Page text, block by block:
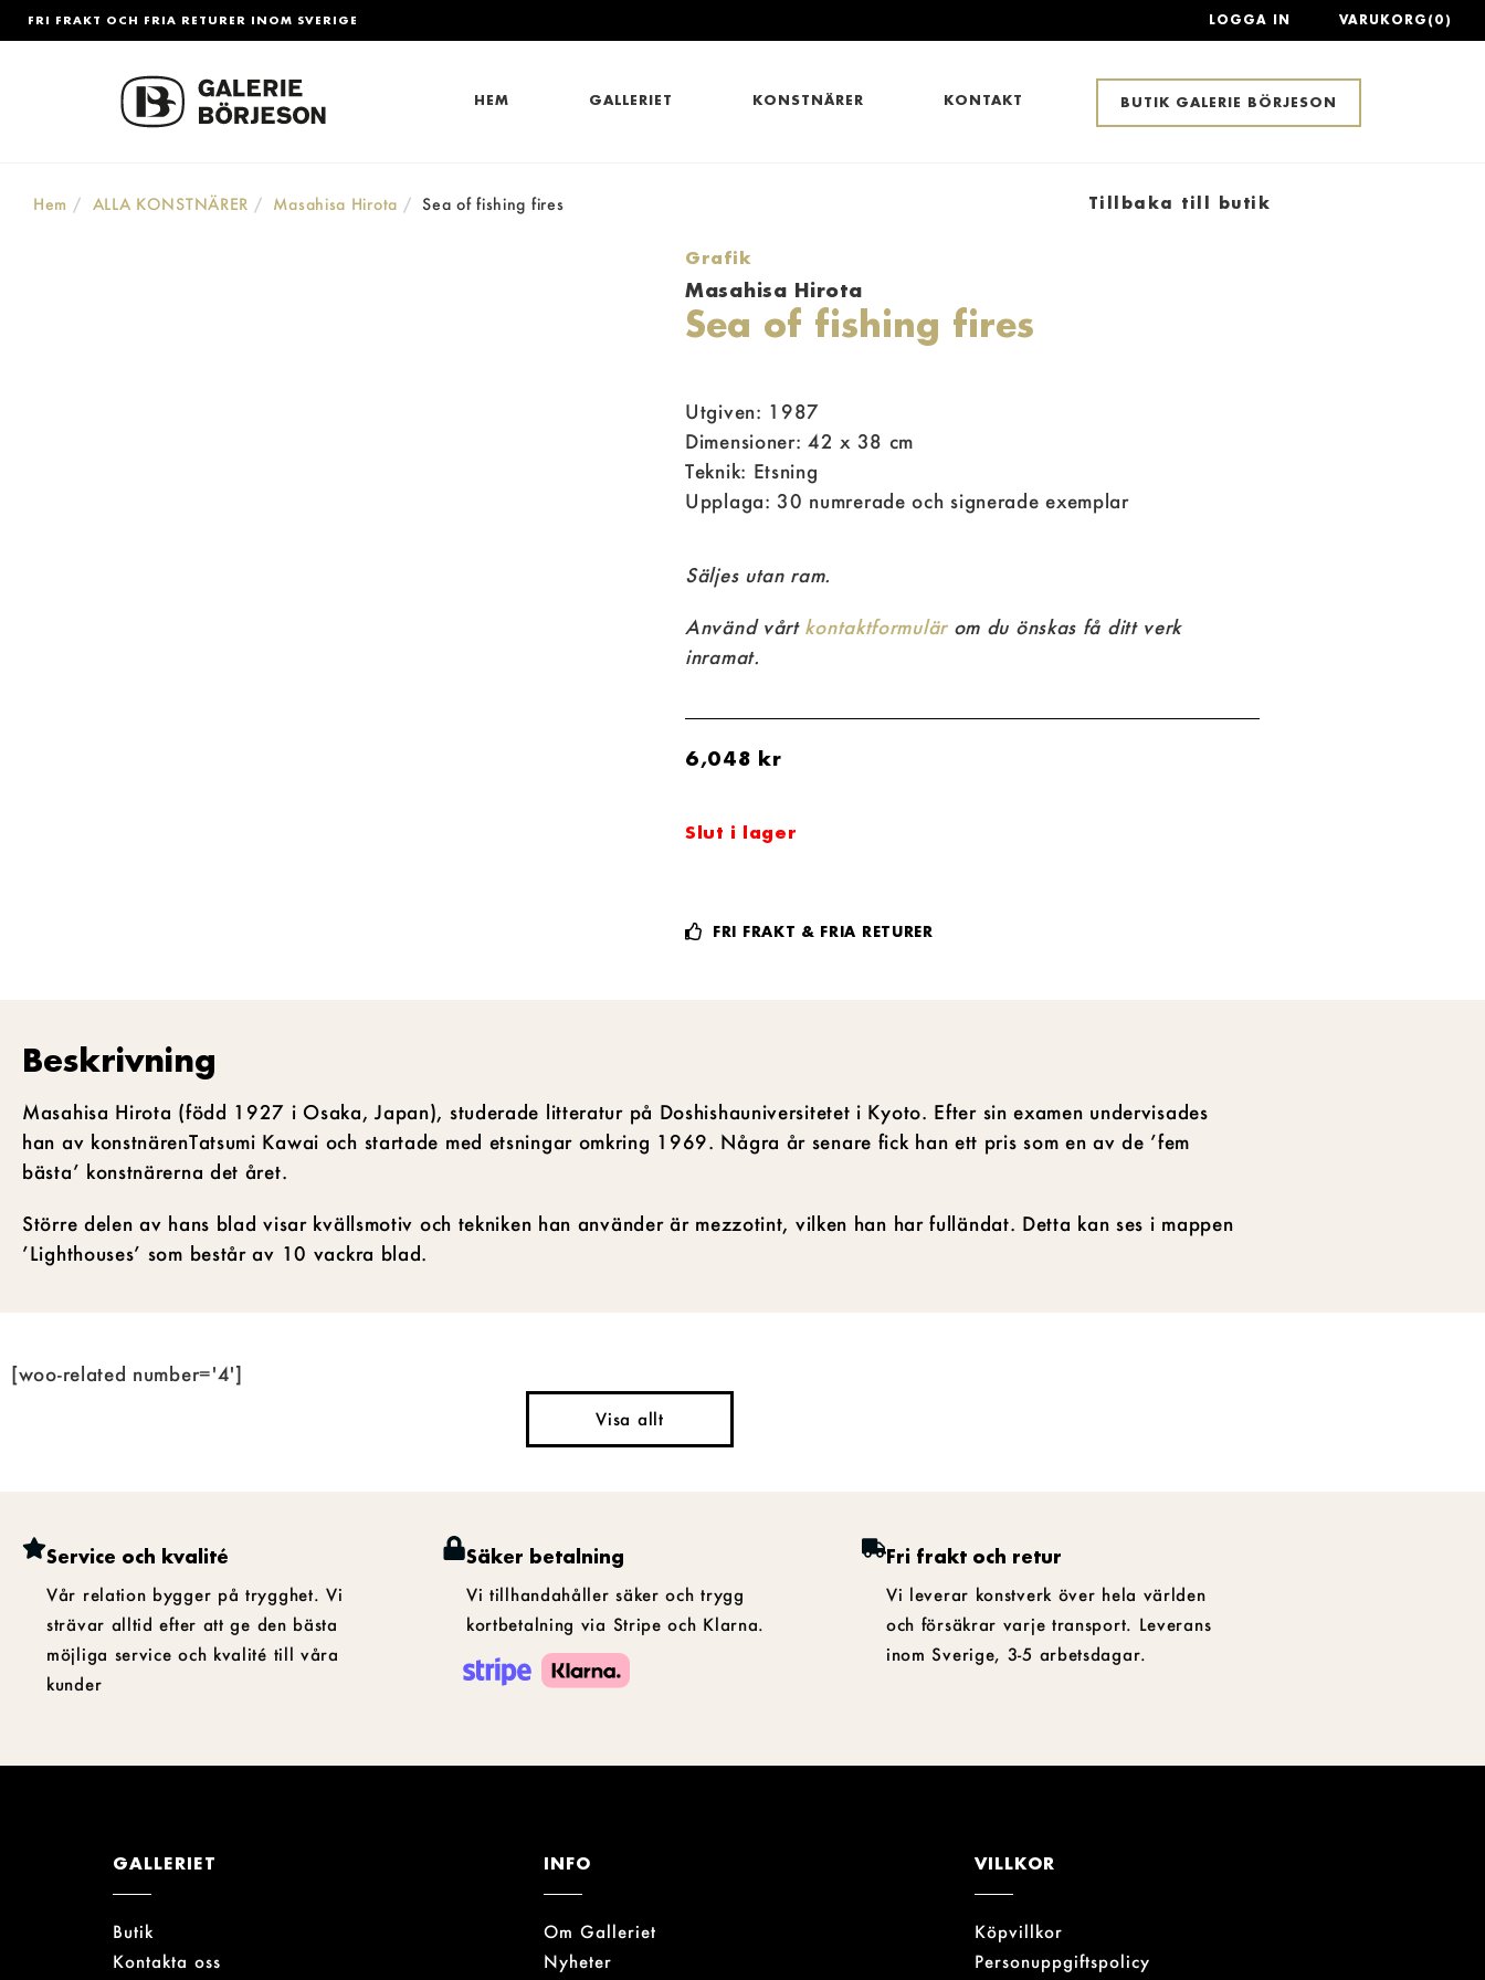
FRI FRAKT OCH FRIA RETURER INOM SVERIGE LOGGA IN VARUKORG(0)
HEM GALLERIET KONSTNÄRER KONTAKT BUTIK GALERIE BÖRJESON
Hem ALLA KONSTNÄRER Masahisa Hirota Sea of fishing fires Tillbaka till butik
Grafik
Masahisa Hirota
Sea of fishing fires
Utgiven: 1987
Dimensioner: 42 x 38 cm
Teknik: Etsning
Upplaga: 30 numrerade och signerade exemplar
Säljes utan ram.
Använd vårt kontaktformulärom du önskas få ditt verk
inramat.
6,048 kr
Slut i lager
FRI FRAKT & FRIA RETURER
Beskrivning
Masahisa Hirota (född 1927 i Osaka, Japan), studerade litteratur på Doshishauniversitetet i Kyoto. Efter sin examen undervisades
han av konstnärenTatsumi Kawai och startade med etsningar omkring 1969. Några år senare fick han ett pris som en av de ’fem
bästa’ konstnärerna det året.
Större delen av hans blad visar kvällsmotiv och tekniken han använder är mezzotint, vilken han har fulländat. Detta kan ses i mappen
’Lighthouses’ som består av 10 vackra blad.
[woo-related number='4']
Visa allt
Service och kvalité
Vår relation bygger på trygghet. Vi
strävar alltid efter att ge den bästa
möjliga service och kvalité till våra
kunder
Säker betalning
Vi tillhandahåller säker och trygg
kortbetalning via Stripe och Klarna.
Fri frakt och retur
Vi leverar konstverk över hela världen
och försäkrar varje transport. Leverans
inom Sverige, 3-5 arbetsdagar.
GALLERIET
Butik
Kontakta oss
INFO
Om Galleriet
Nyheter
VILLKOR
Köpvillkor
Personuppgiftspolicy